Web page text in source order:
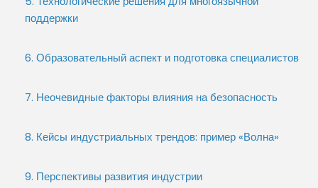
поддержки
6. Образовательный аспект и подготовка специалистов
7. Неочевидные факторы влияния на безопасность
8. Кейсы индустриальных трендов: пример «Волна»
9. Перспективы развития индустрии